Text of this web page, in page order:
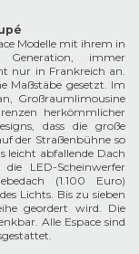
Modelle mit ihrem in
immer
nur in Frankreich an.
Maßstäbe gesetzt. Im
Großraumlimousine
herkömmlicher
dass die große
der Straßenbühne so
leicht abfallende Dach
LED-Scheinwerfer
(1.100 Euro)
Lichts. Bis zu sieben
geordert wird. Die
Alle Espace sind